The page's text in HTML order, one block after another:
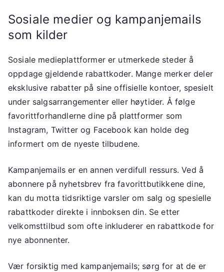
Sosiale medier og kampanjemails
som kilder
Sosiale medieplattformer er utmerkede steder å
oppdage gjeldende rabattkoder. Mange merker deler
eksklusive rabatter på sine offisielle kontoer, spesielt
under salgsarrangementer eller høytider. Å følge
favorittforhandlerne dine på plattformer som
Instagram, Twitter og Facebook kan holde deg
informert om de nyeste tilbudene.
Kampanjemails er en annen verdifull ressurs. Ved å
abonnere på nyhetsbrev fra favorittbutikkene dine,
kan du motta tidsriktige varsler om salg og spesielle
rabattkoder direkte i innboksen din. Se etter
velkomsttilbud som ofte inkluderer en rabattkode for
nye abonnenter.
Vær forsiktig med kampanjemails; sørg for at de er